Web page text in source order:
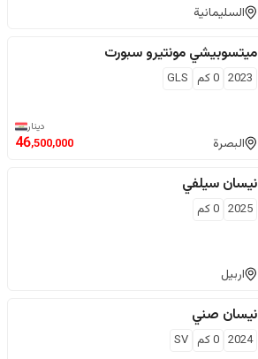
السليمانية
ميتسوبيشي مونتيرو سبورت
2023
0كم GLS
البصرة
دينار
46,500,000
نيسان سيلفي
2025
0كم
اربيل
نيسان صني
2024
0كم SV